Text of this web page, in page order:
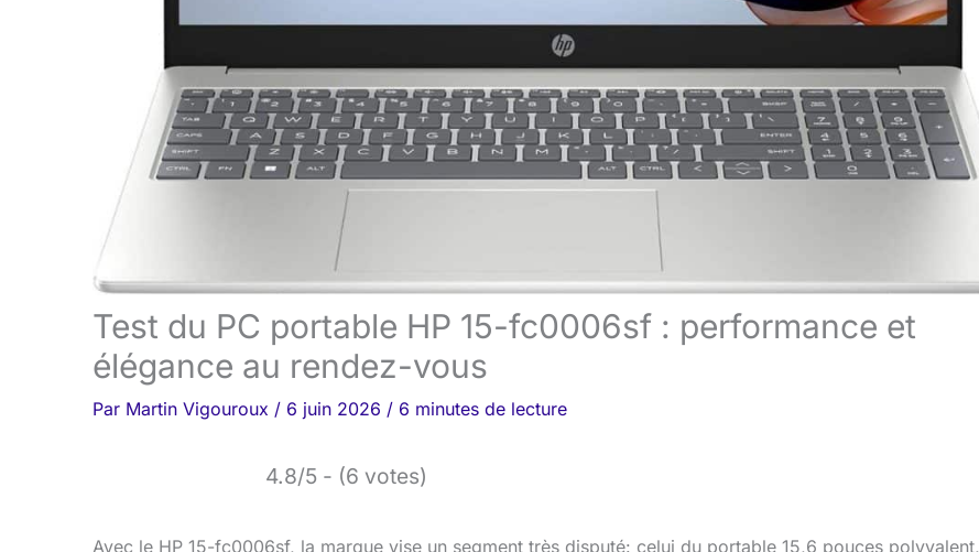
Test du PC portable HP 15-fc0006sf : performance et
élégance au rendez-vous
Par Martin Vigouroux / 6 juin 2026 / 6 minutes de lecture
4.8/5 - (6 votes)
Avec le HP 15-fc0006sf, la marque vise un segment très disputé: celui du portable 15,6 pouces polyvalent,